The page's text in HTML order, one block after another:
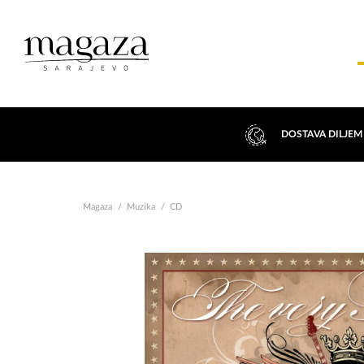
DOSTAVA
Magaza Muzika CD